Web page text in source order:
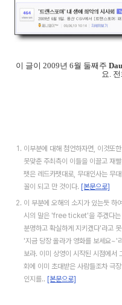
이 글이 2009년 6월 둘째주
요.
이부분에 대해 첨언하자면, 이것또
못맞춘 주최측이 이들을 이끌고 재
펫은 레드카펫대로, 무대인사는 무
꼴이 되고 만 것이다. [본문으로]
이 부분에 오해의 소지가 있는듯 하
시의 말은 'free ticket'을 주겠다는
분명하고 확실하게 지키겠다'라고
'지금 당장 올라가 영화를 보세요~'
보라. 이미 상영이 시작된 시점에서
회에 이미 초대받은 사람들조차 극
인지를.. [본문으로]